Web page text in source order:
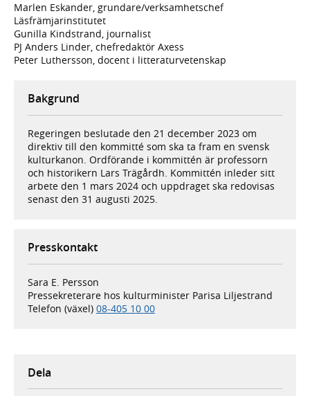
Marlen Eskander, grundare/verksamhetschef
Läsfrämjarinstitutet
Gunilla Kindstrand, journalist
PJ Anders Linder, chefredaktör Axess
Peter Luthersson, docent i litteraturvetenskap
Bakgrund
Regeringen beslutade den 21 december 2023 om
direktiv till den kommitté som ska ta fram en svensk
kulturkanon. Ordförande i kommittén är professorn
och historikern Lars Trägårdh. Kommittén inleder sitt
arbete den 1 mars 2024 och uppdraget ska redovisas
senast den 31 augusti 2025.
Presskontakt
Sara E. Persson
Pressekreterare hos kulturminister Parisa Liljestrand
Telefon (växel) 08-405 10 00
Dela